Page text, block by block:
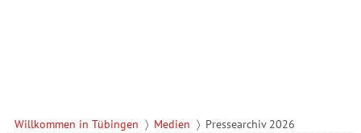
Willkommen in Tübingen Medien Pressearchiv 2026